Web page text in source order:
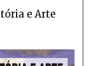
e Arte